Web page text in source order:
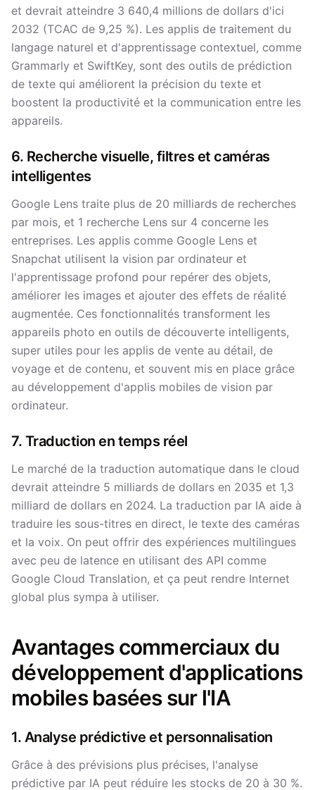
et devrait atteindre 3 640,4 millions de dollars d'ici
2032 (TCAC de 9,25 %). Les applis de traitement du
langage naturel et d'apprentissage contextuel, comme
Grammarly et SwiftKey, sont des outils de prédiction
de texte qui améliorent la précision du texte et
boostent la productivité et la communication entre les
appareils.
6. Recherche visuelle, filtres et caméras
intelligentes
Google Lens traite plus de 20 milliards de recherches
par mois, et 1 recherche Lens sur 4 concerne les
entreprises. Les applis comme Google Lens et
Snapchat utilisent la vision par ordinateur et
l'apprentissage profond pour repérer des objets,
améliorer les images et ajouter des effets de réalité
augmentée. Ces fonctionnalités transforment les
appareils photo en outils de découverte intelligents,
super utiles pour les applis de vente au détail, de
voyage et de contenu, et souvent mis en place grâce
au développement d'applis mobiles de vision par
ordinateur.
7. Traduction en temps réel
Le marché de la traduction automatique dans le cloud
devrait atteindre 5 milliards de dollars en 2035 et 1,3
milliard de dollars en 2024. La traduction par IA aide à
traduire les sous-titres en direct, le texte des caméras
et la voix. On peut offrir des expériences multilingues
avec peu de latence en utilisant des API comme
Google Cloud Translation, et ça peut rendre Internet
global plus sympa à utiliser.
Avantages commerciaux du
développement d'applications
mobiles basées sur l'IA
1. Analyse prédictive et personnalisation
Grâce à des prévisions plus précises, l'analyse
prédictive par IA peut réduire les stocks de 20 à 30 %.